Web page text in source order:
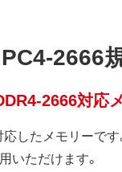
2666
2666対応メ
応したメモリーで
いただけます。